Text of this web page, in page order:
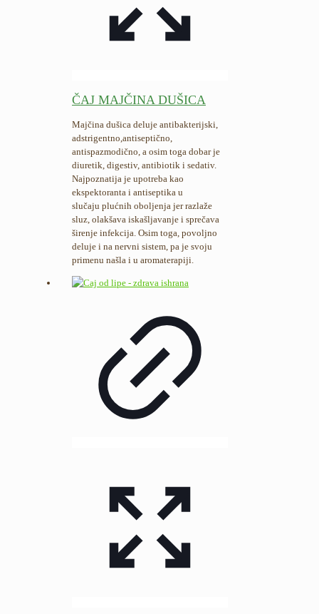
ČAJ MAJČINA DUŠICA
Majčina dušica deluje antibakterijski,
adstrigentno,antiseptično,
antispazmodično, a osim toga dobar je
diuretik, digestiv, antibiotik i sedativ.
Najpoznatija je upotreba kao
ekspektoranta i antiseptika u
slučaju plućnih oboljenja jer razlaže
sluz, olakšava iskašljavanje i sprečava
širenje infekcija. Osim toga, povoljno
deluje i na nervni sistem, pa je svoju
primenu našla i u aromaterapiji.